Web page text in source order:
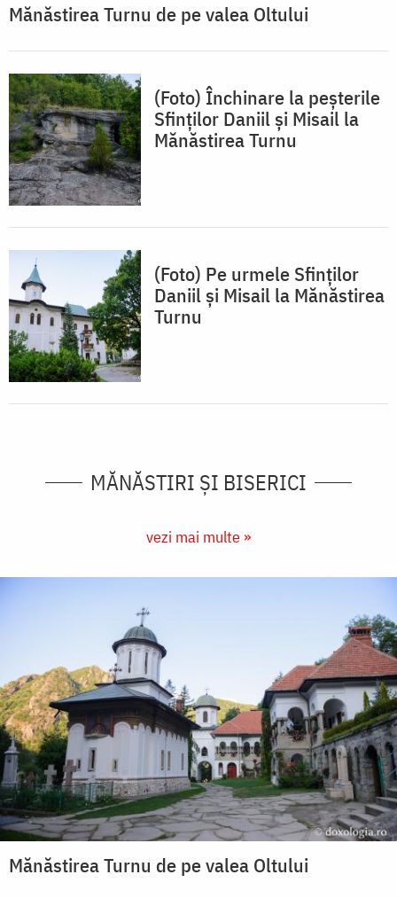
Mănăstirea Turnu de pe valea Oltului
(Foto) Închinare la peșterile
Sfinților Daniil și Misail la
Mănăstirea Turnu
(Foto) Pe urmele Sfinților
Daniil și Misail la Mănăstirea
Turnu
MĂNĂSTIRI ȘI BISERICI
vezi mai multe »
Mănăstirea Turnu de pe valea Oltului